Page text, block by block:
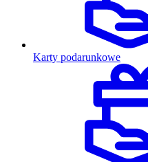
Karty podarunkowe